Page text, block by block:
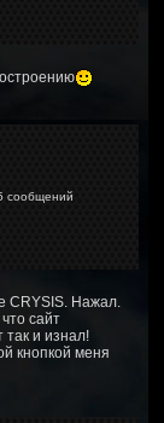
сообщений
CRYSIS. Нажал.
сайт
и изнал!
кнопкой меня